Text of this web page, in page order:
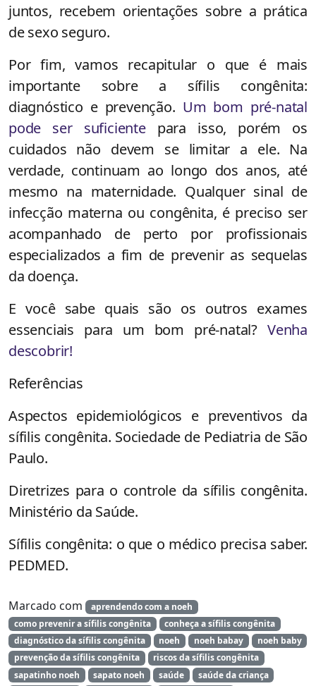
juntos, recebem orientações sobre a prática
de sexo seguro.
Por fim, vamos recapitular o que é mais
importante sobre a sífilis congênita:
diagnóstico e prevenção. Um bom pré-natal
pode ser suficientepara isso, porém os
cuidados não devem se limitar a ele. Na
verdade, continuam ao longo dos anos, até
mesmo na maternidade. Qualquer sinal de
infecção materna ou congênita, é preciso ser
acompanhado de perto por profissionais
especializados a fim de prevenir as sequelas
da doença.
E você sabe quais são os outros exames
essenciais para um bom pré-natal? Venha
descobrir!
Referências
Aspectos epidemiológicos e preventivos da
sífilis congênita. Sociedade de Pediatria de São
Paulo.
Diretrizes para o controle da sífilis congênita.
Ministério da Saúde.
Sífilis congênita: o que o médico precisa saber.
PEDMED.
Marcado com
aprendendo com a noeh
como prevenir a sífilis congênita
conheça a sífilis congênita
diagnóstico da sífilis congênita
noeh noeh babay
noeh baby
prevenção da sífilis congênita
riscos da sífilis congênita
sapatinho noeh
sapato noeh saúde
saúde da criança